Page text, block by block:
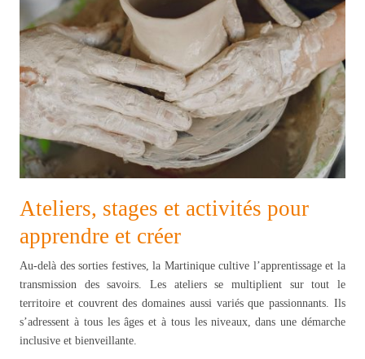
Ateliers, stages et activités pour
apprendre et créer
Au-delà des sorties festives, la Martinique cultive l’apprentissage et la
transmission des savoirs. Les ateliers se multiplient sur tout le
territoire et couvrent des domaines aussi variés que passionnants. Ils
s’adressent à tous les âges et à tous les niveaux, dans une démarche
inclusive et bienveillante.